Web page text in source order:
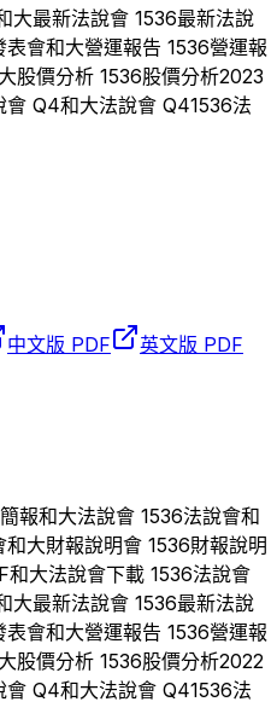
大最新法說會 1536最新法說
表會和大營運報告 1536營運報
股價分析 1536股價分析2023
會 Q4和大法說會 Q41536法
中文版 PDF
英文版 PDF
報和大法說會 1536法說會和
和大財報說明會 1536財報說明
和大法說會下載 1536法說會
大最新法說會 1536最新法說
表會和大營運報告 1536營運報
股價分析 1536股價分析2022
會 Q4和大法說會 Q41536法